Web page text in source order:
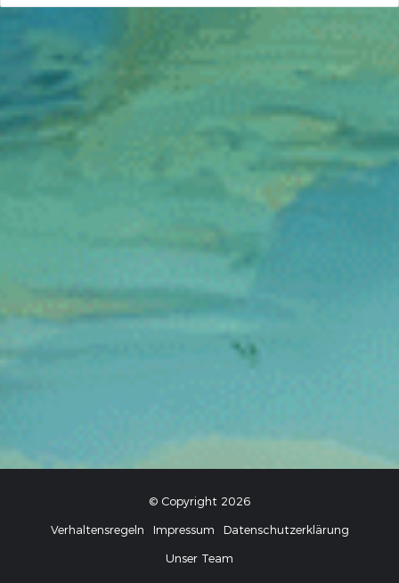
© Copyright 2026
Verhaltensregeln
Impressum
Datenschutzerklärung
Unser Team